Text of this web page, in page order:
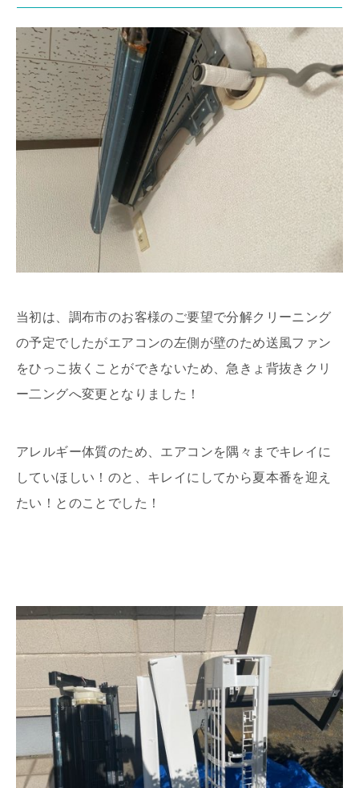
当初は、調布市のお客様のご要望で分解クリーニング
の予定でしたがエアコンの左側が壁のため送風ファン
をひっこ抜くことができないため、急きょ背抜きクリ
ー二ングへ変更となりました！
アレルギー体質のため、エアコンを隅々までキレイに
していほしい！のと、キレイにしてから夏本番を迎え
たい！とのことでした！